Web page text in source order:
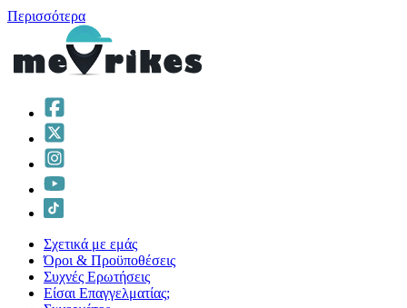
Περισσότερα
Σχετικά με εμάς
Όροι & Προϋποθέσεις
Συχνές Ερωτήσεις
Είσαι Επαγγελματίας;